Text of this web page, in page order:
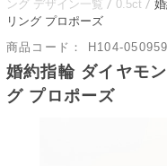
ング デザイン一覧
0.5ct
リング プロポーズ
商品コード：
H104-
婚約指輪 ダイヤモ
グ プロポーズ